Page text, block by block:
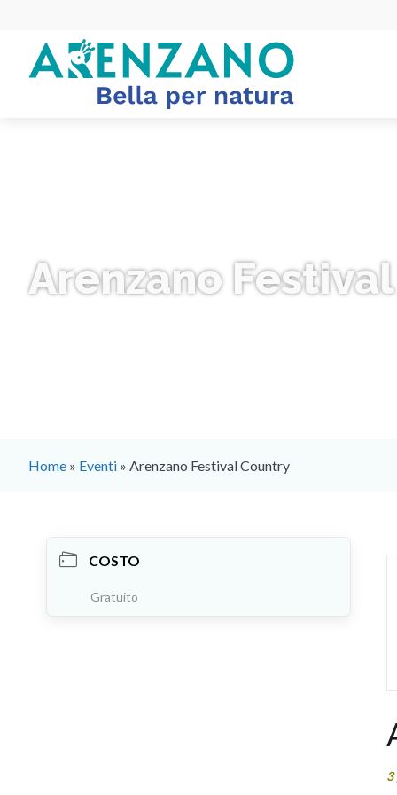
Arenzano
Home » Eventi » Arenzano Festival Country
COSTO
Gratuito
3